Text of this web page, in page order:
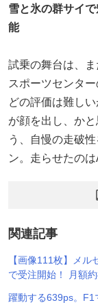
雪と氷の群サイ
能
試乗の舞台は、
スポーツセンタ
どの評価は難し
が顔を出し、か
う、自慢の走破
ン。走らせたのは
関連記事
【画像111枚】メ
で受注開始！ 月額
躍動する639ps。F1